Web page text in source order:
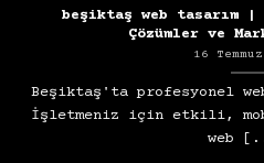
beşiktaş web tasarım
Çözümler ve
16
Beşiktaş'ta profesyonel
İşletmeniz için etkili,
web